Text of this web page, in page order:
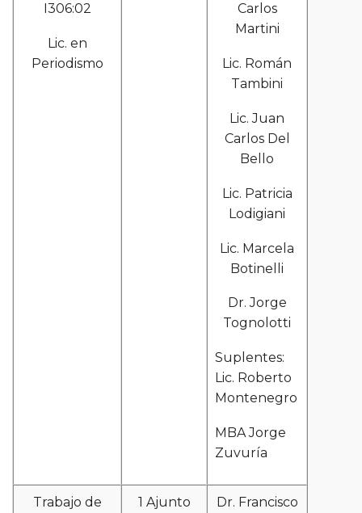
I306:02
Lic. en
Periodismo
Carlos
Martini
Lic. Román
Tambini
Lic. Juan
Carlos Del
Bello
Lic. Patricia
Lodigiani
Lic. Marcela
Botinelli
Dr. Jorge
Tognolotti
Suplentes:
Lic. Roberto
Montenegro
MBA Jorge
Zuvuría
Trabajo de
1 Ajunto
Dr. Francisco